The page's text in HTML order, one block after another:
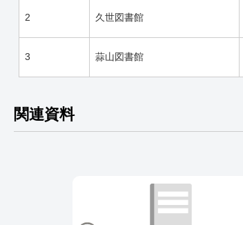
2 久世図書館
3 蒜山図書館
関連資料